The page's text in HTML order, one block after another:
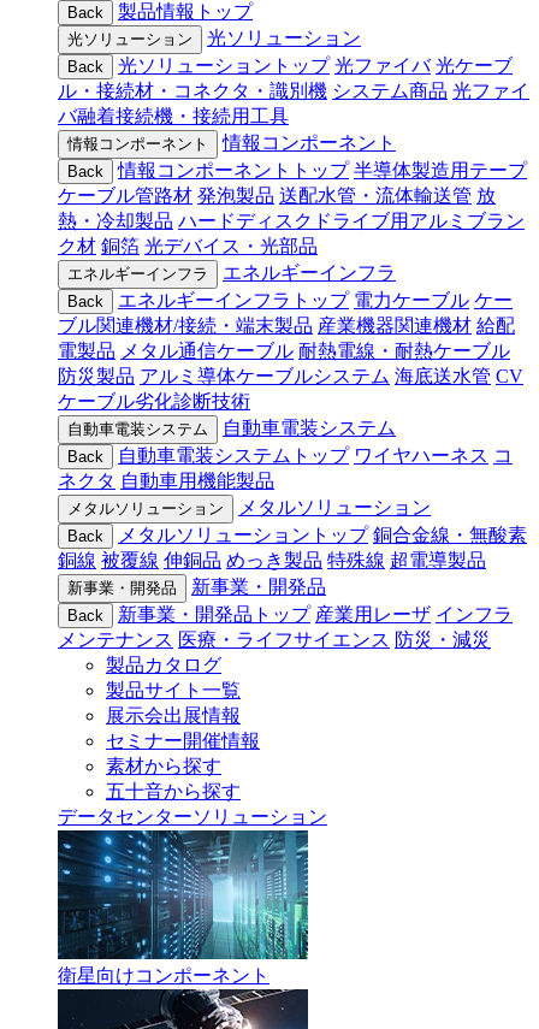
Back
製品情報トップ
光ソリューション 光ソリューション
Back 光ソリューショントップ 光ファイバ 光ケーブ
ル・接続材・コネクタ・識別機 システム商品 光ファイ
バ融着接続機・接続用工具
情報コンポーネント 情報コンポーネント
Back 情報コンポーネントトップ 半導体製造用テープ
ケーブル管路材 発泡製品 送配水管・流体輸送管 放
熱・冷却製品 ハードディスクドライブ用アルミブラン
ク材 銅箔 光デバイス・光部品
エネルギーインフラ エネルギーインフラ
Back エネルギーインフラトップ 電力ケーブル ケー
ブル関連機材/接続・端末製品 産業機器関連機材 給配
電製品 メタル通信ケーブル 耐熱電線・耐熱ケーブル
防災製品 アルミ導体ケーブルシステム 海底送水管 CV
ケーブル劣化診断技術
自動車電装システム 自動車電装システム
Back 自動車電装システムトップ ワイヤハーネス コ
ネクタ 自動車用機能製品
メタルソリューション メタルソリューション
Back メタルソリューショントップ 銅合金線・無酸素
銅線 被覆線 伸銅品 めっき製品 特殊線 超電導製品
新事業・開発品 新事業・開発品
Back 新事業・開発品トップ 産業用レーザ インフラ
メンテナンス 医療・ライフサイエンス 防災・減災
製品カタログ
製品サイト一覧
展示会出展情報
セミナー開催情報
素材から探す
五十音から探す
データセンターソリューション
衛星向けコンポーネント